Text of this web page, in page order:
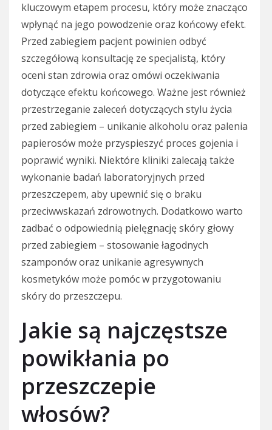
kluczowym etapem procesu, który może znacząco
wpłynąć na jego powodzenie oraz końcowy efekt.
Przed zabiegiem pacjent powinien odbyć
szczegółową konsultację ze specjalistą, który
oceni stan zdrowia oraz omówi oczekiwania
dotyczące efektu końcowego. Ważne jest również
przestrzeganie zaleceń dotyczących stylu życia
przed zabiegiem – unikanie alkoholu oraz palenia
papierosów może przyspieszyć proces gojenia i
poprawić wyniki. Niektóre kliniki zalecają także
wykonanie badań laboratoryjnych przed
przeszczepem, aby upewnić się o braku
przeciwwskazań zdrowotnych. Dodatkowo warto
zadbać o odpowiednią pielęgnację skóry głowy
przed zabiegiem – stosowanie łagodnych
szamponów oraz unikanie agresywnych
kosmetyków może pomóc w przygotowaniu
skóry do przeszczepu.
Jakie są najczęstsze
powikłania po
przeszczepie
włosów?